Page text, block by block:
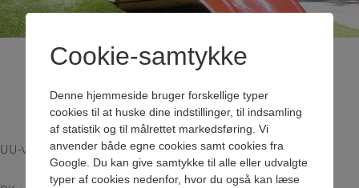
UU-vejledning
Cookie-samtykke
Denne hjemmeside bruger forskellige typer
cookies til at huske dine indstillinger, til indsamling
af statistik og til målrettet markedsføring. Vi
anvender både egne cookies samt cookies fra
Google. Du kan give samtykke til alle eller udvalgte
typer af cookies nedenfor, hvor du også kan læse